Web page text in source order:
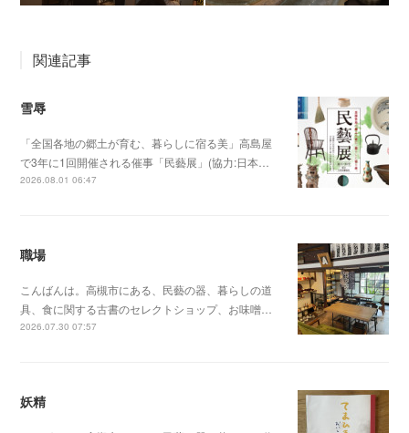
関連記事
雪辱
「全国各地の郷土が育む、暮らしに宿る美」高島屋
で3年に1回開催される催事「民藝展」(協力:日本…
2026.08.01 06:47
職場
こんばんは。高槻市にある、民藝の器、暮らしの道
具、食に関する古書のセレクトショップ、お味噌…
2026.07.30 07:57
妖精